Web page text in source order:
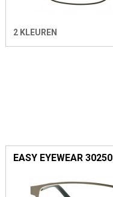
2 KLEUREN
EASY EYEWEAR 30250